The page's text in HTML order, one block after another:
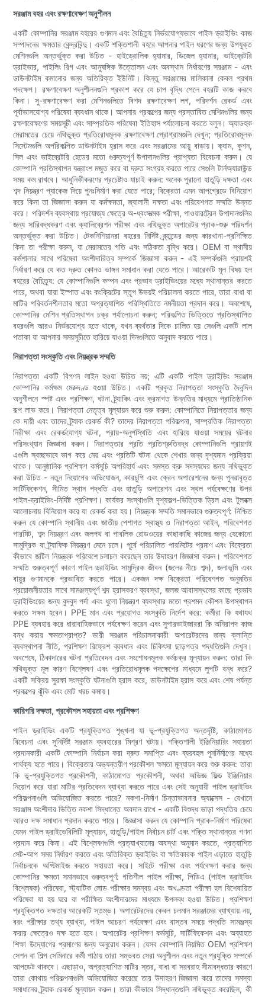
সরঞ্জাম বহর এবং রক্ষণাবেক্ষণ অনুশীলন
একটি কোম্পানির সরঞ্জাম বহরের গুণমান এবং বৈচিত্র্য নির্ভরযোগ্যভাবে পাইল ড্রাইভিং কাজ
সম্পাদনের ক্ষমতার কেন্দ্রবিন্দু। একটি শক্তিশালী বহরে আপনার পাইল ধরণের জন্য উপযুক্ত
মেশিনগুলি অন্তর্ভুক্ত করা উচিত - হাইড্রোলিক হ্যামার, ডিজেল হ্যামার, ভাইব্রেটরি
ড্রাইভার, পাইলিং রিগ এবং আনুষঙ্গিক উত্তোলন এবং অবস্থান নির্ধারণের সরঞ্জাম - এবং
ডাউনটাইম কমানোর জন্য অতিরিক্ত ইউনিট। কিন্তু সরঞ্জামের মালিকানা কেবল প্রথম
পদক্ষেপ। রক্ষণাবেক্ষণ অনুশীলনগুলি প্রকাশ করে যে চাপ বৃদ্ধি পেলে বহরটি কাজ করবে
কিনা। সু-রক্ষণাবেক্ষণ করা মেশিনগুলিতে বিশদ রক্ষণাবেক্ষণ লগ, পরিদর্শন রেকর্ড এবং
পূর্বাভাসযোগ্য পরিষেবা ব্যবধান থাকে। আপনার প্রকল্পের জন্য প্রস্তাবিত মেশিনগুলির জন্য
রক্ষণাবেক্ষণের সময়সূচী এবং সাম্প্রতিক পরিষেবা ইতিহাস পর্যালোচনা করতে বলুন। অ্যাডহক
মেরামতের চেয়ে নথিভুক্ত প্রতিরোধমূলক রক্ষণাবেক্ষণ প্রোগ্রামগুলি দেখুন; প্রতিরোধমূলক
সিস্টেমগুলি অপরিকল্পিত ডাউনটাইম হ্রাস করে এবং সরঞ্জামের আয়ু বাড়ায়। ক্যাম, কুশন,
সিল এবং ভাইব্রেটরি হেডের মতো গুরুত্বপূর্ণ উপাদানগুলির প্রাপ্যতা বিবেচনা করুন। যে
কোম্পানি প্রতিস্থাপন যন্ত্রাংশ মজুত করে বা দ্রুত সংগ্রহ করতে পারে সেগুলি টার্নঅ্যারাউন্ড
সময় কম রাখবে। আধুনিকীকরণের প্রচেষ্টাও যাচাই করুন: অনেক পুরানো হাতুড়ি দক্ষতা এবং
শব্দ নিয়ন্ত্রণ প্যাকেজ দিয়ে পুনঃনির্মাণ করা যেতে পারে; বিক্রেতা এমন আপগ্রেডে বিনিয়োগ
করে কিনা তা জিজ্ঞাসা করুন যা কর্মক্ষমতা, জ্বালানী দক্ষতা এবং পরিবেশগত সম্মতি উন্নত
করে। পরিদর্শন ব্যবস্থায় প্রযোজ্য ক্ষেত্রে অ-ধ্বংসাত্মক পরীক্ষা, পাওয়ারট্রেন উপাদানগুলির
জন্য সারিবদ্ধকরণ এবং ক্যালিব্রেশন পরীক্ষা এবং নথিভুক্ত অপারেটর প্রাক-শুরু পরিদর্শন
অন্তর্ভুক্ত করা উচিত। টেকনিশিয়ানরা বহরের নির্দিষ্ট ব্র্যান্ডের জন্য কারখানা-প্রশিক্ষিত
কিনা তা পরীক্ষা করুন, যা মেরামতের গতি এবং সঠিকতা বৃদ্ধি করে। OEM বা স্থানীয়
কর্মশালার সাথে পরিষেবা অংশীদারিত্ব সম্পর্কে জিজ্ঞাসা করুন - এই সম্পর্কগুলি প্রায়শই
নির্ধারণ করে যে কত দ্রুত কোনও ভাঙ্গন সমাধান করা যেতে পারে। আরেকটি মূল বিষয় হল
বহরের বৈচিত্র্য: যে কোম্পানিগুলি কম্পন এবং প্রভাব ড্রাইভিংয়ের মধ্যে স্থানান্তর করতে
পারে, অথবা যারা ইস্পাত এবং কংক্রিটের স্তূপ উভয়ই পরিচালনা করতে পারে, তারা বাধা বা
মাটির পরিবর্তনশীলতার মতো অপ্রত্যাশিত পরিস্থিতিতে নমনীয়তা প্রদান করে। অবশেষে,
কোম্পানির মেশিন প্রতিস্থাপন চক্র পর্যালোচনা করুন; পরিকল্পিত ভিত্তিতে প্রতিস্থাপিত
বহরগুলি আরও নির্ভরযোগ্য হতে থাকে, যখন ব্যর্থতার দিকে চালিত হয় সেগুলি একটি লাল
পতাকা যা আপনার সময়সূচীতে হারিয়ে যাওয়া দিনগুলিতে অনুবাদ করতে পারে।
নিরাপত্তা সংস্কৃতি এবং নিয়ন্ত্রক সম্মতি
নিরাপত্তা একটি বিপণন লাইন হওয়া উচিত নয়; এটি একটি পাইল ড্রাইভিং সরঞ্জাম
কোম্পানির কর্মক্ষম মেরুদণ্ড হওয়া উচিত। একটি প্রকৃত নিরাপত্তা সংস্কৃতি দৈনন্দিন
অনুশীলনে স্পষ্ট এবং প্রশিক্ষণ, ঘটনা ট্র্যাকিং এবং ক্রমাগত উন্নতির মাধ্যমে প্রাতিষ্ঠানিক
রূপ লাভ করে। নিরাপত্তা নেতৃত্ব মূল্যায়ন করে শুরু করুন: কোম্পানিতে নিরাপত্তার জন্য
কে দায়ী এবং তাদের ট্র্যাক রেকর্ড কী? তাদের নিরাপত্তা পরিকল্পনা, সাম্প্রতিক নিরাপত্তা
নিরীক্ষা এবং রেকর্ডযোগ্য ঘটনা, প্রায়-অনুপস্থিতি এবং হারিয়ে যাওয়া সময়ের ঘটনার
পরিসংখ্যান জিজ্ঞাসা করুন। নিরাপত্তার প্রতি প্রতিশ্রুতিবদ্ধ কোম্পানিগুলি প্রায়শই
এগুলি স্বচ্ছভাবে ভাগ করে নেয় এবং প্রতিটি ঘটনা থেকে শেখার জন্য দৃশ্যমান প্রক্রিয়া
থাকে। আনুষ্ঠানিক প্রশিক্ষণ কর্মসূচি অপরিহার্য এবং সমস্ত ক্রু সদস্যদের জন্য নথিভুক্ত
করা উচিত - নতুন নিয়োগের অভিযোজন, কারচুপি এবং ক্রেন অপারেশনের জন্য পুনরাবৃত্ত
সার্টিফিকেশন, সীমিত স্থান পদ্ধতি এবং হাতুড়ি অপারেশন এবং স্থল পর্যবেক্ষণের উপর
পাইল-ড্রাইভিং-নির্দিষ্ট প্রশিক্ষণ। কার্যকর সংস্থাগুলি দৃশ্যকল্প-ভিত্তিক ড্রিল এবং টুলবক্স
আলোচনায় বিনিয়োগ করে যা রেকর্ড করা হয়। নিয়ন্ত্রক সম্মতি সমানভাবে গুরুত্বপূর্ণ: নিশ্চিত
করুন যে কোম্পানি স্থানীয় এবং জাতীয় পেশাগত স্বাস্থ্য ও নিরাপত্তা আইন, পরিবেশগত
পারমিট, শব্দ নিয়ন্ত্রণ এবং জলপথ বা পাবলিক রোডওয়ের কাছাকাছি কাজের জন্য যেকোনো
সামুদ্রিক বা ট্র্যাফিক নিয়ন্ত্রণ মেনে চলে। পূর্বে পরিচালিত পারমিটের প্রমাণ এবং বিক্রেতা
কীভাবে জটিল নিয়ন্ত্রক পরিবেশে চলাচল করেছেন তার উদাহরণ জিজ্ঞাসা করুন। পরিবেশগত
সম্মতি গুরুত্বপূর্ণ কারণ পাইল ড্রাইভিং সামুদ্রিক জীবন (জলের নীচে শব্দ), জলাভূমি এবং
বায়ুর গুণমানকে প্রভাবিত করতে পারে। একজন দক্ষ বিক্রেতা পরিবেশগত অনুমতির
প্রয়োজনীয়তার সাথে সামঞ্জস্যপূর্ণ শব্দ হ্রাসকরণ ব্যবস্থা, জলজ আবাসস্থলের কাছে প্রভাব
ড্রাইভিংয়ের জন্য বুদবুদ পর্দা এবং ধুলো নিয়ন্ত্রণ ব্যবস্থার মতো প্রশমন কৌশল উপস্থাপন
করতে সক্ষম হবেন। PPE মান এবং প্রয়োগও সংস্কৃতি নির্দেশ করে: কর্মীরা কি যথাযথ
PPE ব্যবহার করে ধারাবাহিকভাবে পর্যবেক্ষণ করেন এবং সুপারভাইজাররা কি অনিরাপদ কাজ
বন্ধ করার ক্ষমতাপ্রাপ্ত? ভারী সরঞ্জাম পরিচালনাকারী অপারেটরদের জন্য ক্লান্তি
ব্যবস্থাপনা নীতি, প্রশিক্ষণ রিফ্রেশ ব্যবধান এবং চিকিৎসা ছাড়পত্র পদ্ধতিগুলি দেখুন।
অবশেষে, ঠিকাদারের ঘটনা প্রতিবেদন এবং সংশোধনমূলক কর্মচক্র মূল্যায়ন করুন: তারা কি
নথিভুক্ত মূল কারণ বিশ্লেষণ এবং প্রতিরোধমূলক পদক্ষেপের মাধ্যমে লুপটি বন্ধ করে?
একটি সক্রিয় সুরক্ষা সংস্কৃতি ঘটনাগুলি হ্রাস করে, ডাউনটাইম হ্রাস করে এবং শেষ পর্যন্ত
প্রকল্পের ঝুঁকি এবং মোট খরচ কমায়।
কারিগরি দক্ষতা, প্রকৌশল সহায়তা এবং প্রশিক্ষণ
পাইল ড্রাইভিং একটি প্রযুক্তিগত শৃঙ্খলা যা ভূ-প্রযুক্তিগত অন্তর্দৃষ্টি, কাঠামোগত
বিবেচনা এবং সুনির্দিষ্ট সরঞ্জাম ব্যবহারের মিশ্রণ ঘটায়। শক্তিশালী ইঞ্জিনিয়ারিং সহায়তা
প্রদানকারী একটি কোম্পানি নির্বাচন করা দ্রুত সমাপ্তি এবং ব্যয়বহুল পুনর্নির্মাণের মধ্যে
পার্থক্য হতে পারে। বিক্রেতার অভ্যন্তরীণ প্রকৌশল ক্ষমতা মূল্যায়ন করে শুরু করুন: তারা
কি ভূ-প্রযুক্তিগত প্রকৌশলী, কাঠামোগত প্রকৌশলী, অথবা অভিজ্ঞ ফিল্ড ইঞ্জিনিয়ার
নিয়োগ করে যারা মাটির প্রতিবেদন ব্যাখ্যা করতে পারে এবং সেই অনুযায়ী পাইল ড্রাইভিং
পরিকল্পনাগুলি অভিযোজিত করতে পারে? নকশা-নির্মাণ চিন্তাভাবনার অ্যাক্সেস - যেখানে
সরঞ্জাম অংশীদার ভিত্তি নকশা সিদ্ধান্তে অবদান রাখে - একটি বিশুদ্ধ ভাড়া পদ্ধতির চেয়ে
আরও দক্ষ সমাধান প্রদান করতে পারে। জিজ্ঞাসা করুন যে কোম্পানি প্রাক-নির্মাণ পরিষেবা
যেমন পাইল ড্রাইভেবিলিটি মূল্যায়ন, হাতুড়ি/পাইল নির্বাচন চার্ট এবং শক্তি স্থানান্তর গণনা
প্রদান করে কিনা। এই বিশ্লেষণগুলি প্রত্যাখ্যানের অবস্থা অনুমান করতে, প্রত্যাশিত
সেট-আপ সময় নির্ধারণ করতে এবং অতিরিক্ত ড্রাইভিং বা ক্ষতিকারক পাইল এড়াতে হাতুড়ি
নির্বাচনকে অপ্টিমাইজ করতে সহায়তা করে। সাইটে পরীক্ষা এবং পর্যবেক্ষণ করার জন্য
কোম্পানির ক্ষমতা সমানভাবে গুরুত্বপূর্ণ: গতিশীল পাইল পরীক্ষা, পিডিএ (পাইল ড্রাইভিং
বিশ্লেষক) পরিষেবা, স্ট্যাটিক লোড পরীক্ষার সমন্বয় এবং অখণ্ডতা পরীক্ষা হল বিশেষায়িত
পরিষেবা যা হয় ঘরে বা পরীক্ষিত অংশীদারদের মাধ্যমে উপলব্ধ হওয়া উচিত। প্রশিক্ষণ
প্রযুক্তিগত দক্ষতার আরেকটি স্তম্ভ। অপারেটরদের কেবল চলমান সরঞ্জামের ব্যাখ্যায় নয়,
বরং পরীক্ষার তথ্য ব্যাখ্যা, পাইল আচরণ পর্যবেক্ষণ এবং বাস্তব সময়ে পদ্ধতি সামঞ্জস্য
করার ক্ষেত্রেও দক্ষ হতে হবে। অপারেটর প্রশিক্ষণ কর্মসূচি, সার্টিফিকেশন এবং অব্যাহত
শিক্ষা উদ্যোগের প্রমাণের জন্য অনুরোধ করুন। যেসব কোম্পানি নিয়মিত OEM প্রশিক্ষণ
সেশন বা শিল্প সেমিনারে কর্মী পাঠায় তারা সম্ভবত সেরা অনুশীলন এবং নতুন প্রযুক্তি সম্পর্কে
আপডেট থাকবে। এছাড়াও, অপ্রত্যাশিত মাটির স্তর, বাধা বা সরবরাহ সীমাবদ্ধতার কারণে
তারা কোথায় পরিকল্পনাগুলি অভিযোজিত করেছে তার উদাহরণ জিজ্ঞাসা করে তাদের সমস্যা
সমাধানের ট্র্যাক রেকর্ড মূল্যায়ন করুন। তারা কীভাবে সিদ্ধান্তগুলি নথিভুক্ত করেছিল, কী